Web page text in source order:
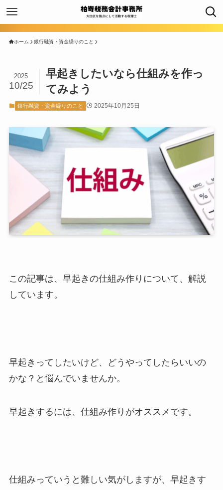
ホーム 銀行融資・資金繰りのこと
早起きしたいなら仕組みを作っ
てみよう
2025
10/25
銀行融資・資金繰りのこと 2025年10月25日
この記事は、早起きの仕組み作りについて、解説
しています。
早起きってしたいけど、どうやってしたらいいの
かな？と悩んでいませんか。
早起きするには、仕組み作りがオススメです。
仕組みっていうと難しい気がしますが、早起きす